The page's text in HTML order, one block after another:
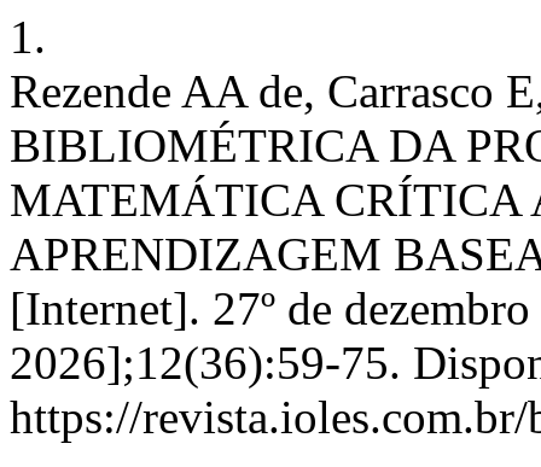
1.
Rezende AA de, Carrasco
BIBLIOMÉTRICA DA
MATEMÁTICA CRÍTICA
APRENDIZAGEM
[Internet]. 27º de
2026];12(36):59-75.
https://